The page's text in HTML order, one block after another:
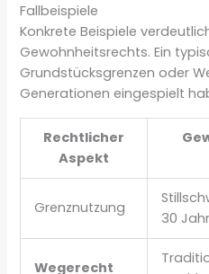
Fallbeispiele
Konkrete Beispiele
Gewohnheitsrechts. Ein
Grundstücksgrenzen oder
Generationen eingespielt
Rechtlicher
Aspekt
Grenznutzung
30
Wegerecht